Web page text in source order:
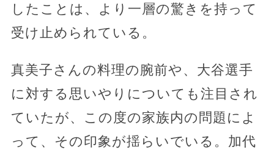
したことは、より一層の驚きを持って
受け止められている。
真美子さんの料理の腕前や、大谷選手
に対する思いやりについても注目され
ていたが、この度の家族内の問題によ
って、その印象が揺らいでいる。加代